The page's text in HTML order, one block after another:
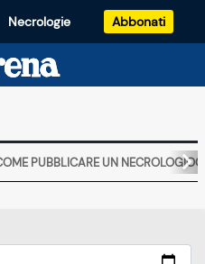
Necrologie Abbonati
PUBBLICARE UN NECROLOGIOO